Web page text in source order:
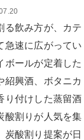
飲み方が、カテ
急速に広がってい
ボールが定着した
紹興酒、ボタニカ
り付けした蒸留酒
酸割りが人気を集
炭酸割り提案が日